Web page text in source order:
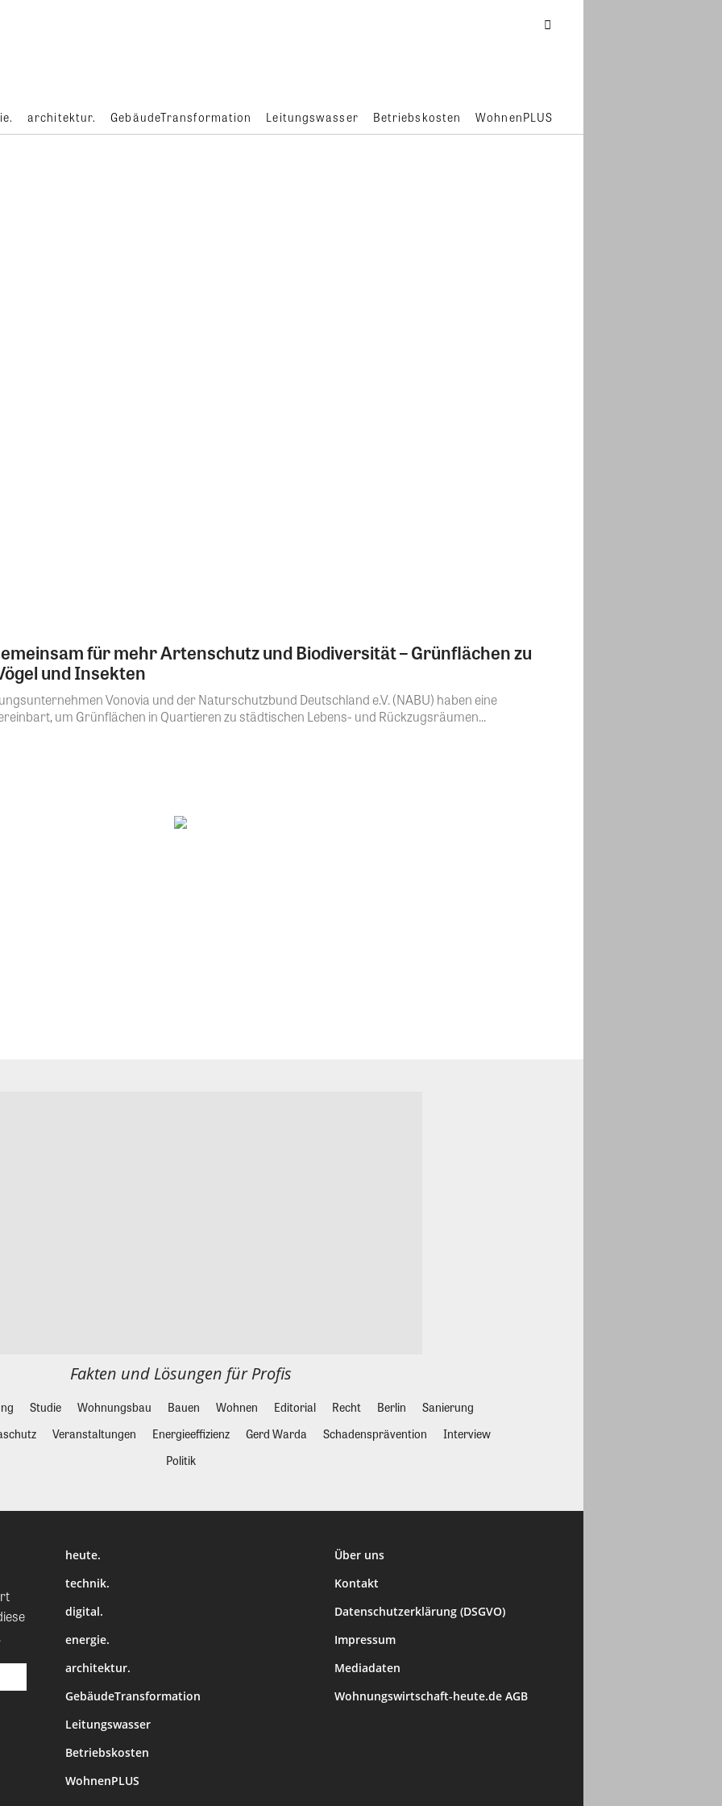
architektur. GebäudeTransformation Leitungswasser Betriebskosten WohnenPLUS
für mehr Artenschutz und Biodiversität – Grünflächen zu
und Insekten
Vonovia und der Naturschutzbund Deutschland e.V. (NABU) haben eine
um Grünflächen in Quartieren zu städtischen Lebens- und Rückzugsräumen...
Fakten und Lösungen für Profis
Studie Wohnungsbau Bauen Wohnen Editorial Recht Berlin
Sanierung
Veranstaltungen Energieeffizienz Gerd Warda Schadensprävention
Interview
Politik
heute.
technik.
digital.
energie.
architektur.
GebäudeTransformation
Leitungswasser
Betriebskosten
WohnenPLUS
Über uns
Kontakt
Datenschutzerklärung (DSGVO)
Impressum
Mediadaten
Wohnungswirtschaft-heute.de AGB